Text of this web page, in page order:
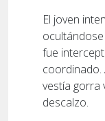
El joven
fue
coordinado.
vestía gorra
descalzo.